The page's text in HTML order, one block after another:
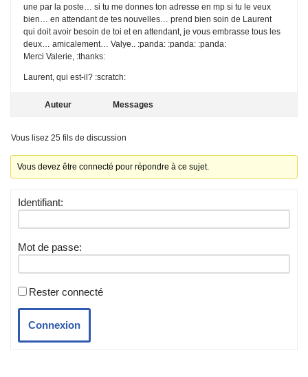
une par la poste… si tu me donnes ton adresse en mp si tu le veux
bien… en attendant de tes nouvelles… prend bien soin de Laurent
qui doit avoir besoin de toi et en attendant, je vous embrasse tous les
deux… amicalement… Valye.. :panda: :panda: :panda:
Merci Valerie, :thanks:
Laurent, qui est-il? :scratch:
Auteur Messages
Vous lisez 25 fils de discussion
Vous devez être connecté pour répondre à ce sujet.
Identifiant:
Mot de passe:
Rester connecté
Connexion